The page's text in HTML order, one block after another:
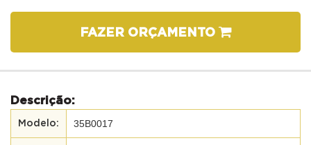
FAZER ORÇAMENTO
Descrição:
35B0017